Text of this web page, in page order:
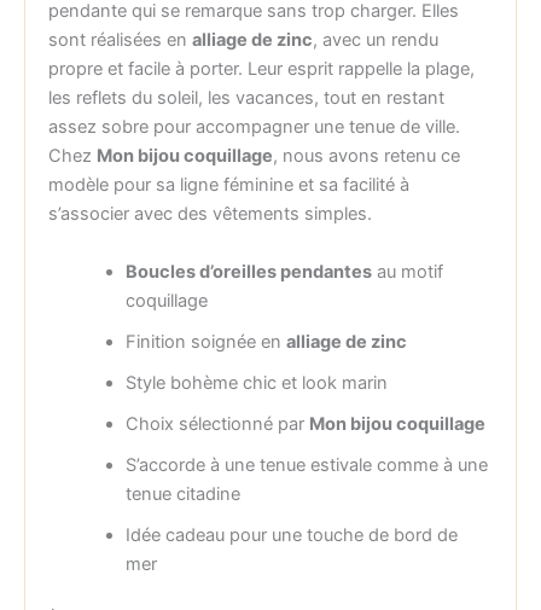
pendante qui se remarque sans trop charger. Elles
sont réalisées en alliage de zinc, avec un rendu
propre et facile à porter. Leur esprit rappelle la plage,
les reflets du soleil, les vacances, tout en restant
assez sobre pour accompagner une tenue de ville.
Chez Mon bijou coquillage, nous avons retenu ce
modèle pour sa ligne féminine et sa facilité à
s’associer avec des vêtements simples.
Boucles d’oreilles pendantesau motif
coquillage
Finition soignée en alliage de zinc
Style bohème chic et look marin
Choix sélectionné par Mon bijou coquillage
S’accorde à une tenue estivale comme à une
tenue citadine
Idée cadeau pour une touche de bord de
mer